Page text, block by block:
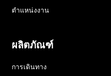
ตำแหน่งงาน
ผลิตภัณฑ์
การเดินทาง